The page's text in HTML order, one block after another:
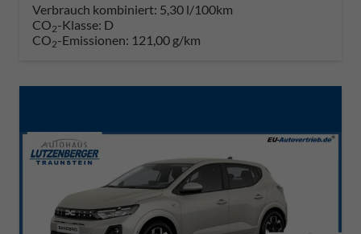
Verbrauch kombiniert: 5,30 l/100km
CO2-Klasse: D
CO2-Emissionen: 121,00 g/km